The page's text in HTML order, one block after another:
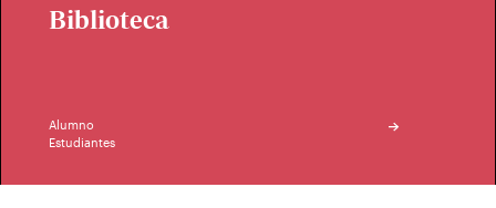
Biblioteca
Alumno
Estudiantes